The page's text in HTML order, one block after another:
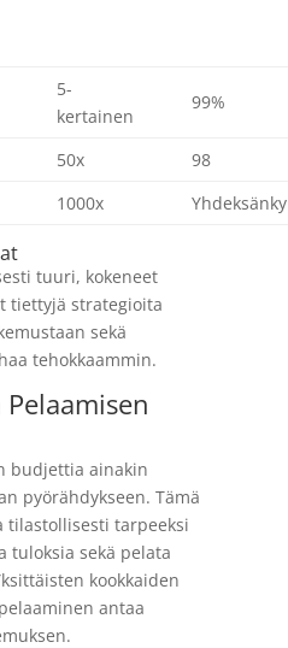
5-
kertainen
99%
50x
98
1000x
tuuri, kokeneet
tiettyjä strategioita
sekä
tehokkaammin.
budjettia ainakin
pyörähdykseen. Tämä
tilastollisesti tarpeeksi
tuloksia sekä pelata
kookkaiden
antaa